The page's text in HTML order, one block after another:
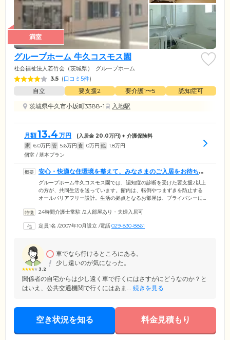
満室
グループホーム 牛久コスモス園
社会福祉法人若竹会（茨城県）
グループホーム
3.5 (口コミ5件)
自立 要支援2 要介護1〜5
認知症可
茨城県牛久市小坂町3388-1
入地駅
月額13.4 万円 (入居金 20.0万円) + 介護保険料
家 6.0万円 管 5.6万円 食 0万円 他 1.8万円
個室 / 基本プラン
安心・快適な住環境を整えて、みなさまのご入居をお待ちし
ています
グループホーム牛久コスモス園では、認知症の診断を受けた要支援2以上
の方が、共同生活を送っています。館内は、転倒やつまずきを防止する
オールバリアフリー設計。生活の拠点となるお部屋は、プライバシーに
ン・洗面台・スプリンクラーを備えており、ご自宅のように暮らしてい
のご入居者様との会話に花を咲かせながら、なごやかなひとときをお過
24時間介護士常駐 /2人部屋あり・夫婦入居可
定員1名 /2007年10月設立 /電話029-830-8861
3.2
車でなら行けるところにある。
少し遠いのが気になった。
関係者の自宅からは少し遠く車で行くにはさすがにどうなのか？と
はいえ、公共交通機関で行くにはあま... 続きを見る
空き状況を知る 料金見積もり